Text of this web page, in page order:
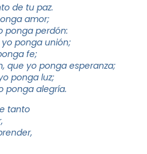
de tu paz.
amor;
ponga perdón:
ponga unión;
fe;
que yo ponga esperanza;
ponga luz;
ponga alegría.
tanto